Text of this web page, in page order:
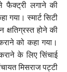
लगाने की
गया। स्मार्ट सिटी
क्षतिग्रस्त होने की
को कहा गया।
कराने के लिए सिंचाई
मिसराज पट्टी